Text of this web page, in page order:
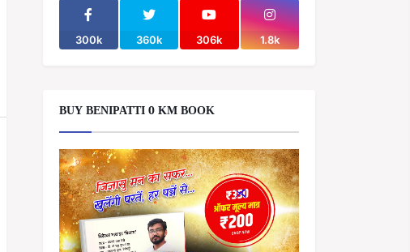
300k 360k 306k 1.8k
BUY BENIPATTI 0 KM BOOK